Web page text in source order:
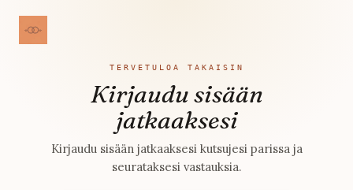
TERVETULOA TAKAISIN
Kirjaudu sisään
jatkaaksesi
Kirjaudu sisään jatkaaksesi kutsujesi parissa ja
seurataksesi vastauksia.